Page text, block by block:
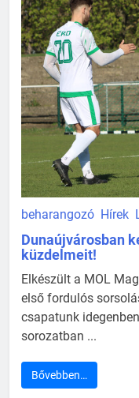
beharangozó Hírek
Dunaújvárosban
küzdelmeit!
Elkészült a MOL
első fordulós
csapatunk
sorozatban ...
Bővebben…